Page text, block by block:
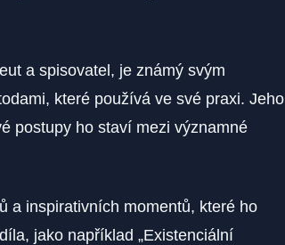
a spisovatel, je známý svým
které používá ve své praxi. Jeho
postupy ho staví mezi významné
a inspirativních momentů, které ho
jako například „Existenciální